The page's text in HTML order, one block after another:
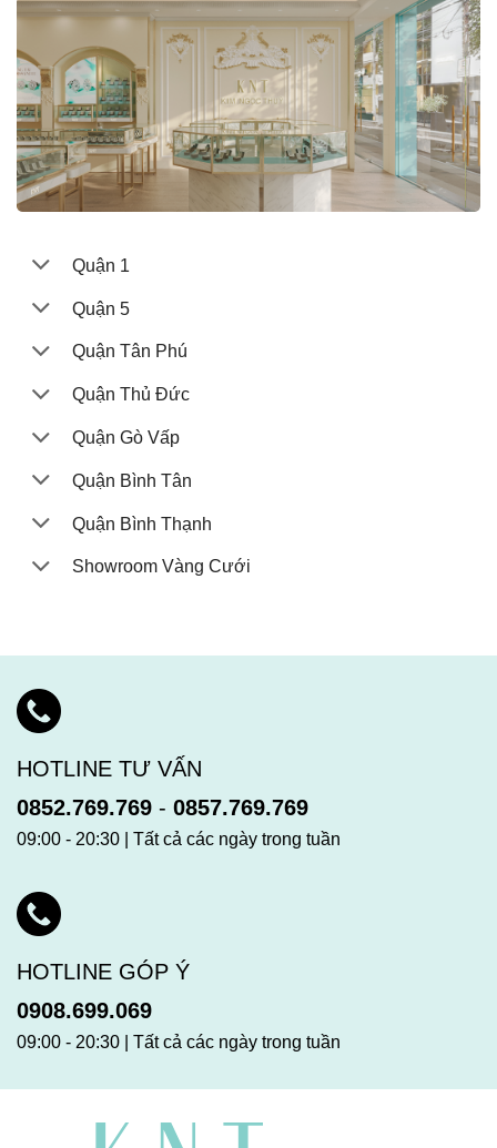
Quận 1
Quận 5
Quận Tân Phú
Quận Thủ Đức
Quận Gò Vấp
Quận Bình Tân
Quận Bình Thạnh
Showroom Vàng Cưới
HOTLINE TƯ VẤN
0852.769.769 - 0857.769.769
09:00 - 20:30 | Tất cả các ngày trong tuần
HOTLINE GÓP Ý
0908.699.069
09:00 - 20:30 | Tất cả các ngày trong tuần